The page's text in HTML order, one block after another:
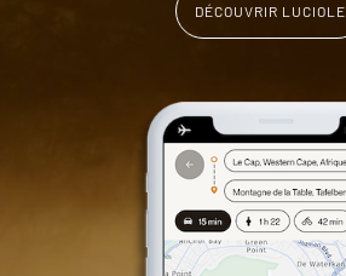
DÉCOUVRIR LUCIOLE